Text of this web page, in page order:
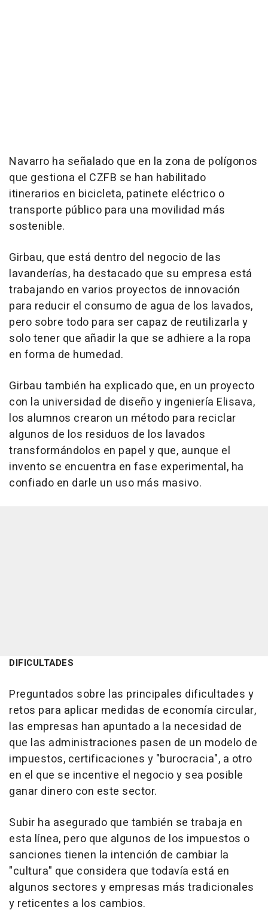
Navarro ha señalado que en la zona de polígonos
que gestiona el CZFB se han habilitado
itinerarios en bicicleta, patinete eléctrico o
transporte público para una movilidad más
sostenible.
Girbau, que está dentro del negocio de las
lavanderías, ha destacado que su empresa está
trabajando en varios proyectos de innovación
para reducir el consumo de agua de los lavados,
pero sobre todo para ser capaz de reutilizarla y
solo tener que añadir la que se adhiere a la ropa
en forma de humedad.
Girbau también ha explicado que, en un proyecto
con la universidad de diseño y ingeniería Elisava,
los alumnos crearon un método para reciclar
algunos de los residuos de los lavados
transformándolos en papel y que, aunque el
invento se encuentra en fase experimental, ha
confiado en darle un uso más masivo.
DIFICULTADES
Preguntados sobre las principales dificultades y
retos para aplicar medidas de economía circular,
las empresas han apuntado a la necesidad de
que las administraciones pasen de un modelo de
impuestos, certificaciones y "burocracia", a otro
en el que se incentive el negocio y sea posible
ganar dinero con este sector.
Subir ha asegurado que también se trabaja en
esta línea, pero que algunos de los impuestos o
sanciones tienen la intención de cambiar la
"cultura" que considera que todavía está en
algunos sectores y empresas más tradicionales
y reticentes a los cambios.